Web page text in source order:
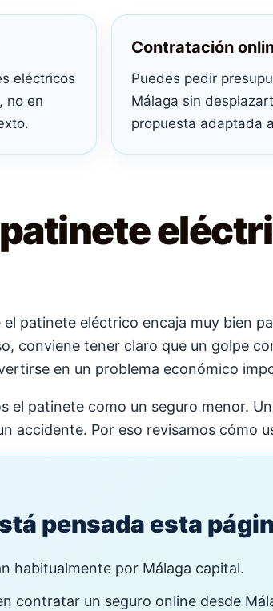
eléctricos
no en
Contratación
Puedes pedir
Málaga sin
propuesta adaptada
el patinete eléctrico encaja muy bien
conviene tener claro que un golpe
en un problema económico
el patinete como un seguro menor.
accidente. Por eso revisamos cómo
pensada esta
habitualmente por Málaga capital.
contratar un seguro online desde